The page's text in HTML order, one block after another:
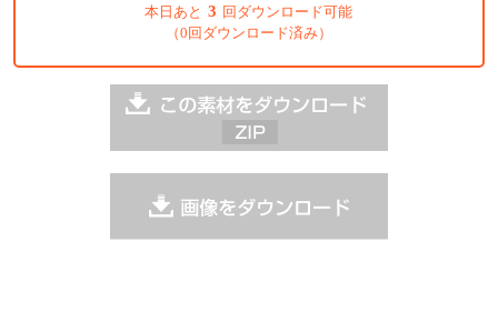
本日あと 3 回ダウンロード可能
（0回ダウンロード済み）